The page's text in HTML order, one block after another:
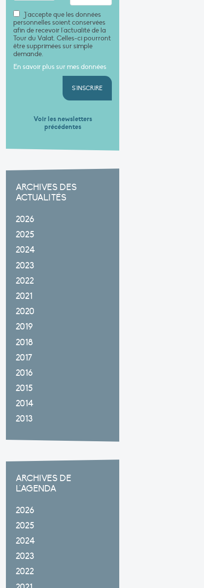
J'accepte que les données
personnelles soient conservées
afin de recevoir l'actualité de la
Tour du Valat. Celles-ci pourront
être supprimées sur simple
demande.
En savoir plus sur mes données
S'INSCRIRE
Voir les newsletters
précédentes
ARCHIVES DES
ACTUALITÉS
2026
2025
2024
2023
2022
2021
2020
2019
2018
2017
2016
2015
2014
2013
ARCHIVES DE
L'AGENDA
2026
2025
2024
2023
2022